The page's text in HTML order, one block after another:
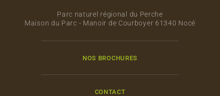
Parc naturel régional du Perche
Maison du Parc - Manoir de Courboyer 61340 Nocé
NOS BROCHURES
CONTACT